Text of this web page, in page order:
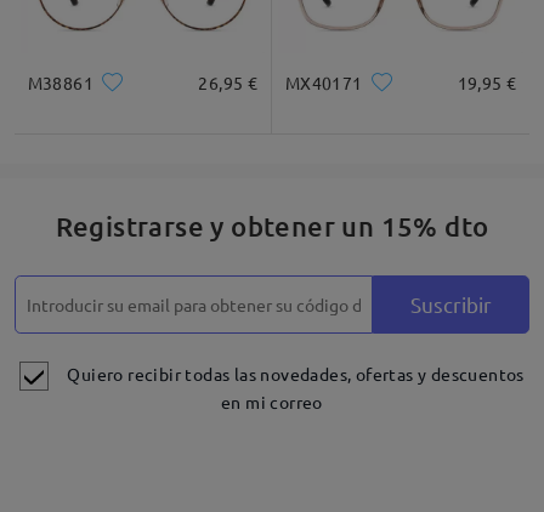
Deje su comentario
M38861 26,95 € MX40171 19,95 €
Registrarse y obtener un 15% dto
Suscribir
Quiero recibir todas las novedades, ofertas y descuentos
en mi correo